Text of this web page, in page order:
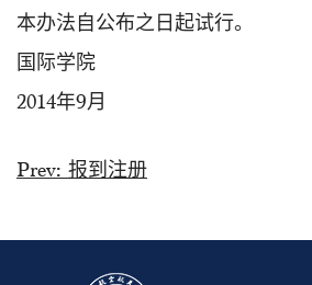
本办法自公布之日起试行。
国际学院
2014年9月
Prev: 报到注册